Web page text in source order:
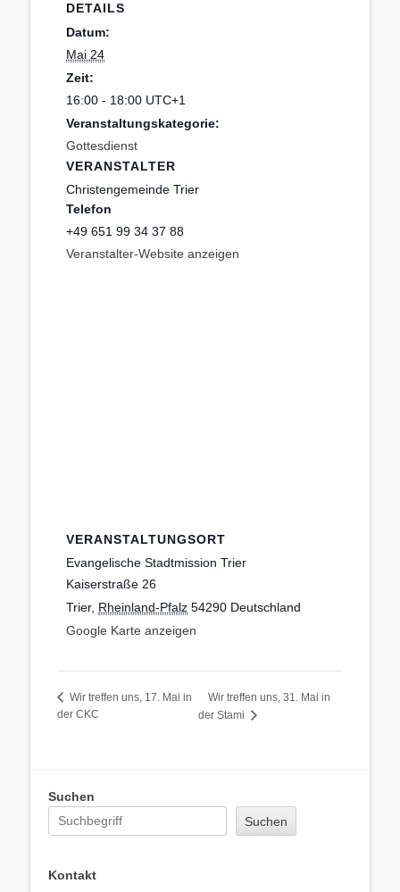
DETAILS
Datum:
Mai 24
Zeit:
16:00 - 18:00 UTC+1
Veranstaltungskategorie:
Gottesdienst
VERANSTALTER
Christengemeinde Trier
Telefon
+49 651 99 34 37 88
Veranstalter-Website anzeigen
VERANSTALTUNGSORT
Evangelische Stadtmission Trier
Kaiserstraße 26
Trier, Rheinland-Pfalz 54290 Deutschland
Google Karte anzeigen
Wir treffen uns, 17. Mai in
der CKC
Wir treffen uns, 31. Mai in
der Stami
Suchen
Suchen
Kontakt